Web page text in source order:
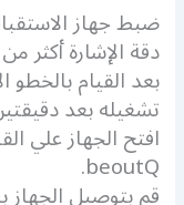
ضبط جهاز
دقة الإشارة أكثر من 70%.
بعد القيام
تشغيله بعد
افتح الجهاز علي
beoutQ.